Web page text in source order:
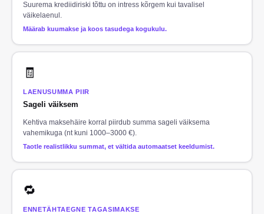
Suurema krediidiriski tõttu on intress kõrgem kui tavalisel
väikelaenul.
Määrab kuumakse ja koos tasudega kogukulu.
🧾
LAENUSUMMA PIIR
Sageli väiksem
Kehtiva maksehäire korral piirdub summa sageli väiksema
vahemikuga (nt kuni 1000–3000 €).
Taotle realistlikku summat, et vältida automaatset keeldumist.
🔁
ENNETÄHTAEGNE TAGASIMAKSE